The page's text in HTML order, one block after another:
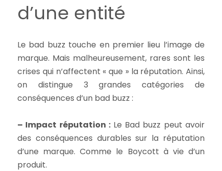
d’une entité
Le bad buzz touche en premier lieu l’image de
marque. Mais malheureusement, rares sont les
crises qui n’affectent « que » la réputation. Ainsi,
on distingue 3 grandes catégories de
conséquences d’un bad buzz :
– Impact réputation : Le Bad buzz peut avoir
des conséquences durables sur la réputation
d’une marque. Comme le Boycott à vie d’un
produit.